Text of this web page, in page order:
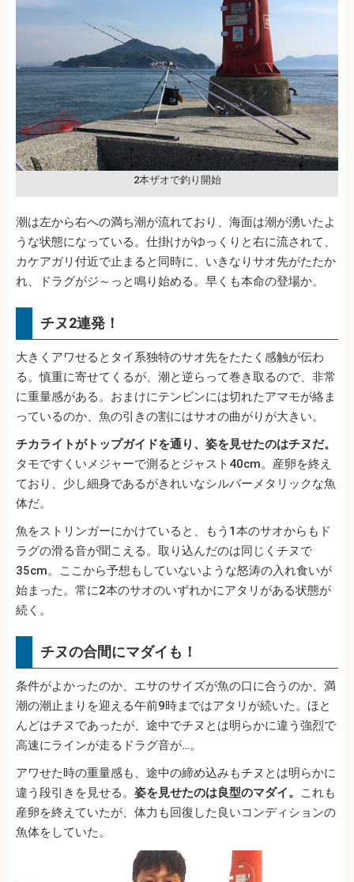
2本ザオで釣り開始
潮は左から右への満ち潮が流れており、海面は潮が湧いたよ
うな状態になっている。仕掛けがゆっくりと右に流されて、
カケアガリ付近で止まると同時に、いきなりサオ先がたたか
れ、ドラグがジ～っと鳴り始める。早くも本命の登場か。
チヌ2連発！
大きくアワせるとタイ系独特のサオ先をたたく感触が伝わ
る。慎重に寄せてくるが、潮と逆らって巻き取るので、非常
に重量感がある。おまけにテンビンには切れたアマモが絡ま
っているのか、魚の引きの割にはサオの曲がりが大きい。
チカライトがトップガイドを通り、姿を見せたのはチヌだ。
タモですくいメジャーで測るとジャスト40cm。産卵を終え
ており、少し細身であるがきれいなシルバーメタリックな魚
体だ。
魚をストリンガーにかけていると、もう1本のサオからもド
ラグの滑る音が聞こえる。取り込んだのは同じくチヌで
35cm。ここから予想もしていないような怒涛の入れ食いが
始まった。常に2本のサオのいずれかにアタリがある状態が
続く。
チヌの合間にマダイも！
条件がよかったのか、エサのサイズが魚の口に合うのか、満
潮の潮止まりを迎える午前9時まではアタリが続いた。ほと
んどはチヌであったが、途中でチヌとは明らかに違う強烈で
高速にラインが走るドラグ音が…。
アワせた時の重量感も、途中の締め込みもチヌとは明らかに
違う段引きを見せる。 姿を見せたのは良型のマダイ。
これも
産卵を終えていたが、体力も回復した良いコンディションの
魚体をしていた。